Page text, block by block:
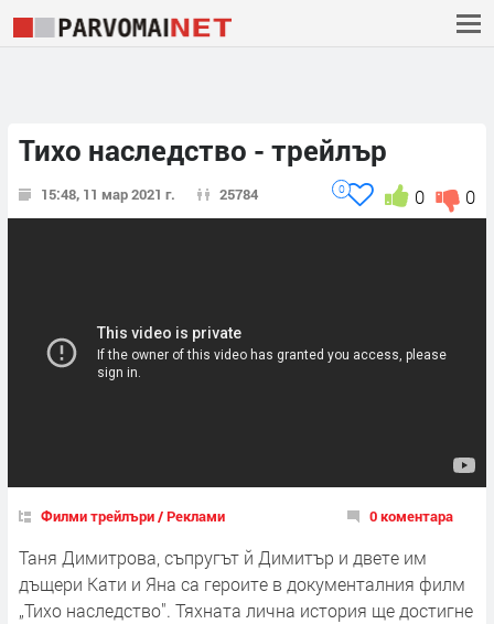
Тихо наследство - трейлър
15:48, 11 мар 2021 г. 25784 0
0
0
Филми трейлъри / Реклами 0 коментара
Таня Димитрова, съпругът й Димитър и двете им
дъщери Кати и Яна са героите в документалния филм
„Тихо наследство". Тяхната лична история ще достигне